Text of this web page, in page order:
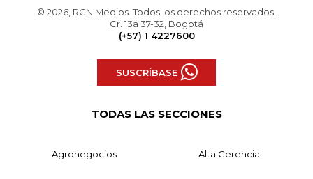
© 2026, RCN Medios. Todos los derechos reservados.
Cr. 13a 37-32, Bogotá
(+57) 1 4227600
SUSCRÍBASE
TODAS LAS SECCIONES
Agronegocios Alta Gerencia